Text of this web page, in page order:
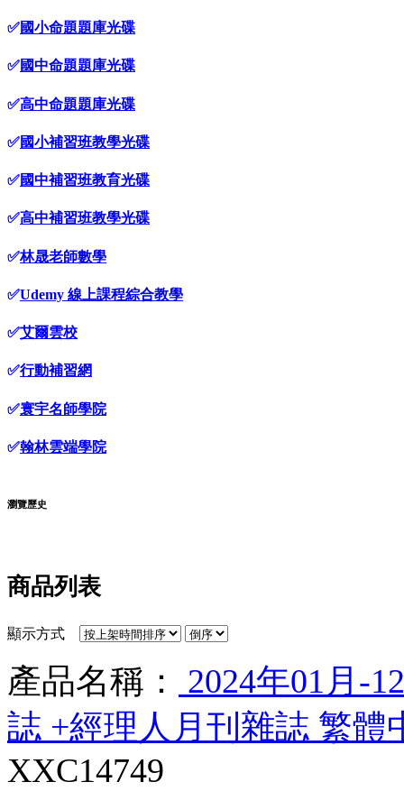
✅國小命題題庫光碟
✅國中命題題庫光碟
✅高中命題題庫光碟
✅國小補習班教學光碟
✅國中補習班教育光碟
✅高中補習班教學光碟
✅林晟老師數學
✅Udemy 線上課程綜合教學
✅艾爾雲校
✅行動補習網
✅寰宇名師學院
✅翰林雲端學院
瀏覽歷史
商品列表
顯示方式
產品名稱：
2024年01月-
誌 +經理人月刊雜誌 繁
XXC14749